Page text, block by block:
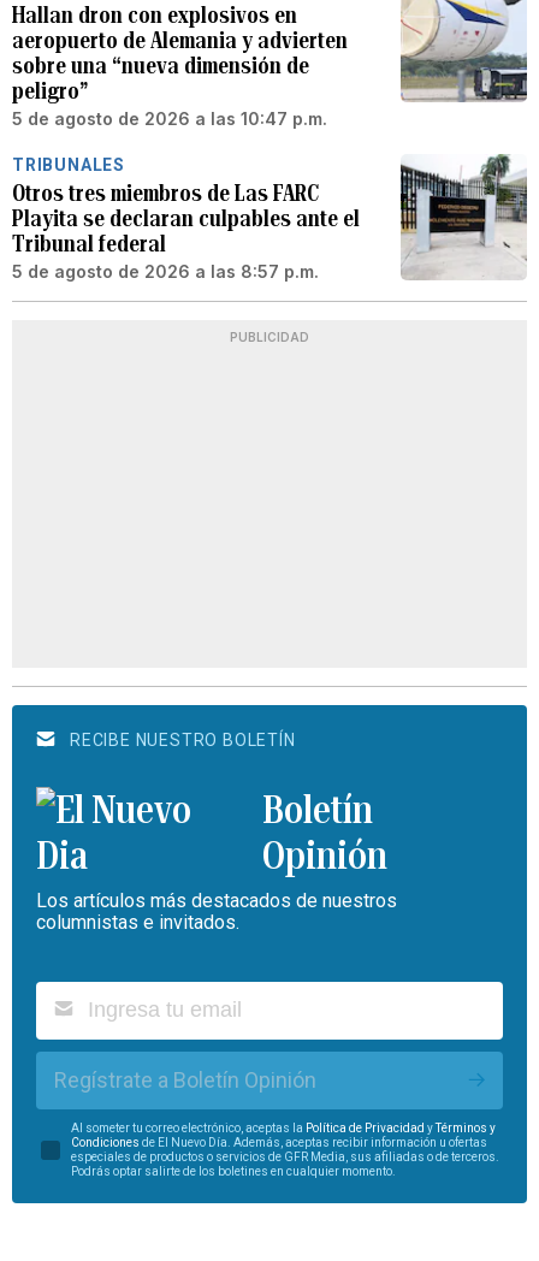
Hallan dron con explosivos en
aeropuerto de Alemania y advierten
sobre una “nueva dimensión de
peligro”
5 de agosto de 2026 a las 10:47 p.m.
TRIBUNALES
Otros tres miembros de Las FARC
Playita se declaran culpables ante el
Tribunal federal
5 de agosto de 2026 a las 8:57 p.m.
PUBLICIDAD
RECIBE NUESTRO BOLETÍN
Boletín
Opinión
Los artículos más destacados de nuestros
columnistas e invitados.
Regístrate a Boletín Opinión
Al someter tu correo electrónico, aceptas la Política de Privacidad yTérminos y
Condiciones de El Nuevo Día. Además, aceptas recibir información u ofertas
especiales de productos o servicios de GFR Media, sus afiliadas o de terceros.
Podrás optar salirte de los boletines en cualquier momento.